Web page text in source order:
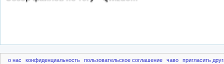
о нас конфиденциальность пользовательское соглашение чаво пригласить